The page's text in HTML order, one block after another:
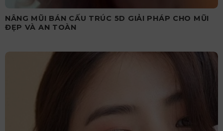
NÂNG MŨI BÁN CẤU TRÚC 5D GIẢI PHÁP CHO MŨI
ĐẸP VÀ AN TOÀN